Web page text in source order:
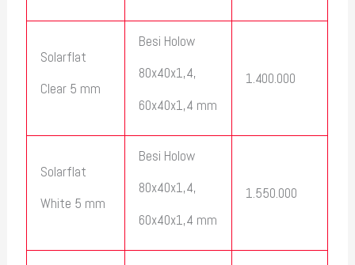
Solarflat
Clear 5 mm
Besi Holow
80x40x1,4,
60x40x1,4 mm
1.400.000
Solarflat
White 5 mm
Besi Holow
80x40x1,4,
60x40x1,4 mm
1.550.000